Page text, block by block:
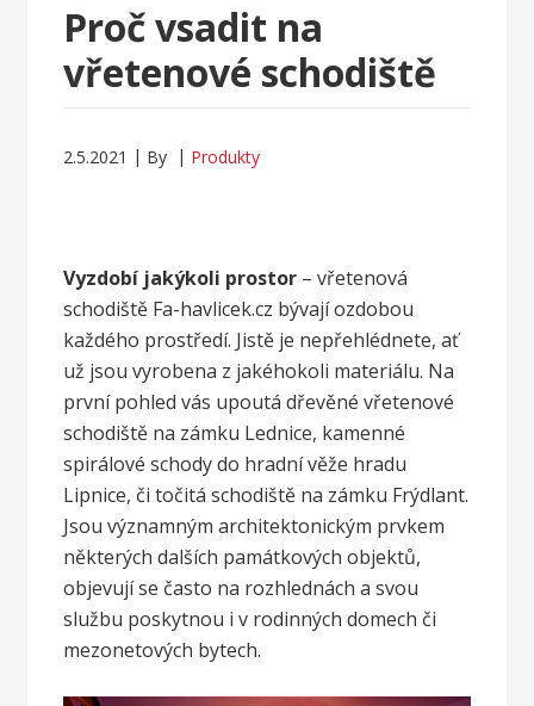
Proč vsadit na
vřetenové schodiště
2.5.2021 By Produkty
Vyzdobí jakýkoli prostor –vřetenová
schodiště Fa-havlicek.cz bývají ozdobou
každého prostředí. Jistě je nepřehlédnete, ať
už jsou vyrobena z jakéhokoli materiálu. Na
první pohled vás upoutá dřevěné vřetenové
schodiště na zámku Lednice, kamenné
spirálové schody do hradní věže hradu
Lipnice, či točitá schodiště na zámku Frýdlant.
Jsou významným architektonickým prvkem
některých dalších památkových objektů,
objevují se často na rozhlednách a svou
službu poskytnou i v rodinných domech či
mezonetových bytech.